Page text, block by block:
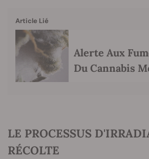
Article Lié
Alerte Aux
Du Cannabis
LE PROCESSUS
RÉCOLTE